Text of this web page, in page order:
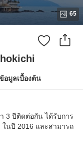
65
อมูลเบื้องต้น
3 ปีติดต่อกัน ได้รับการ
ในปี 2016 และสามารถ